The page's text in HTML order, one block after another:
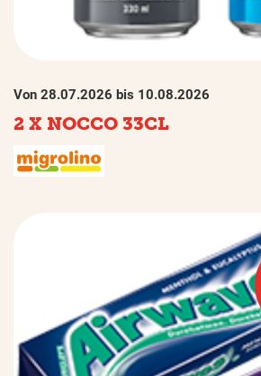
Von 28.07.2026 bis 10.08.2026
2 X NOCCO 33CL